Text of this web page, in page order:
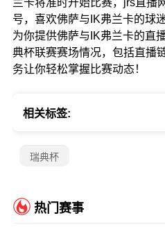
兰卡将准时开始比赛，jrs直播
号，喜欢佛萨与IK弗兰卡的球
为你提供佛萨与IK弗兰卡的直
典杯联赛赛场情况，包括直播
务让你轻松掌握比赛动态！
相关标签:
瑞典杯
热门赛事